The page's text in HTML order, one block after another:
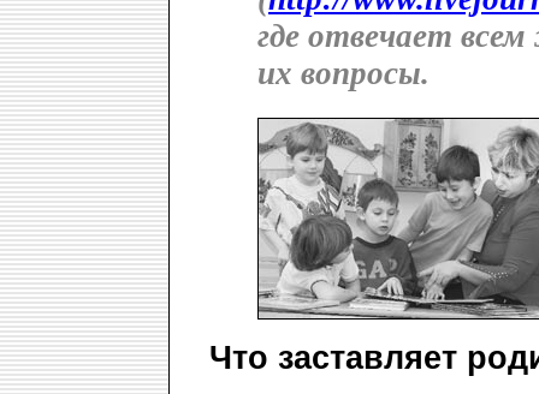
где отвечает
их вопросы.
Что заставляет